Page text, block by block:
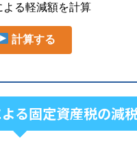
よる軽減額を計算
計算する
る固定資産税の減